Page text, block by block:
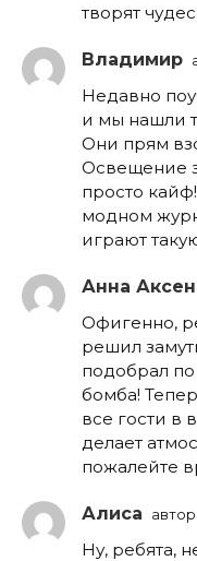
творят
Владимир
Недавно
и мы нашли
Они прям
Освещение
просто
модном
играют
Анна
Офигенно,
решил
подобрал
бомба!
все гости в
делает
пожалейте
Алиса автор
Ну, ребята,